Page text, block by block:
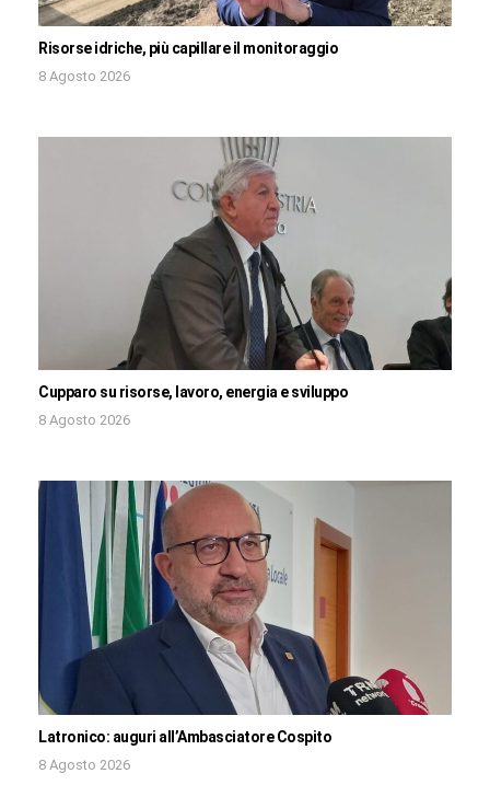
Risorse idriche, più capillare il monitoraggio
8 Agosto 2026
Cupparo su risorse, lavoro, energia e sviluppo
8 Agosto 2026
Latronico: auguri all’Ambasciatore Cospito
8 Agosto 2026